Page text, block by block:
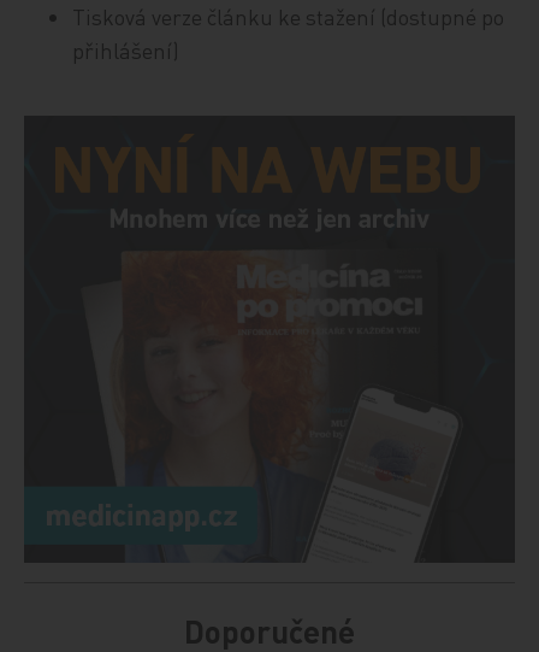
Tisková verze článku ke stažení (dostupné po
přihlášení)
Doporučené